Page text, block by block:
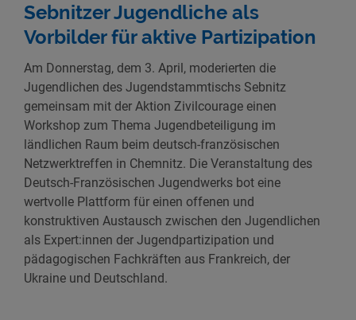
Sebnitzer Jugendliche als
Vorbilder für aktive Partizipation
Am Donnerstag, dem 3. April, moderierten die
Jugendlichen des Jugendstammtischs Sebnitz
gemeinsam mit der Aktion Zivilcourage einen
Workshop zum Thema Jugendbeteiligung im
ländlichen Raum beim deutsch-französischen
Netzwerktreffen in Chemnitz. Die Veranstaltung des
Deutsch-Französischen Jugendwerks bot eine
wertvolle Plattform für einen offenen und
konstruktiven Austausch zwischen den Jugendlichen
als Expert:innen der Jugendpartizipation und
pädagogischen Fachkräften aus Frankreich, der
Ukraine und Deutschland.